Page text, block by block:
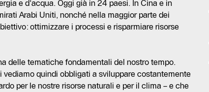
e d'acqua. Oggi già in 24 paesi. In Cina e in
Arabi Uniti, nonché nella maggior parte dei
ottimizzare i processi e risparmiare risorse
delle tematiche fondamentali del nostro tempo.
vediamo quindi obbligati a sviluppare costantemente
per le nostre risorse naturali e per il clima – e che